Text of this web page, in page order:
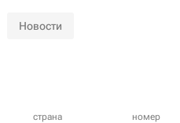
Новости
страна номер